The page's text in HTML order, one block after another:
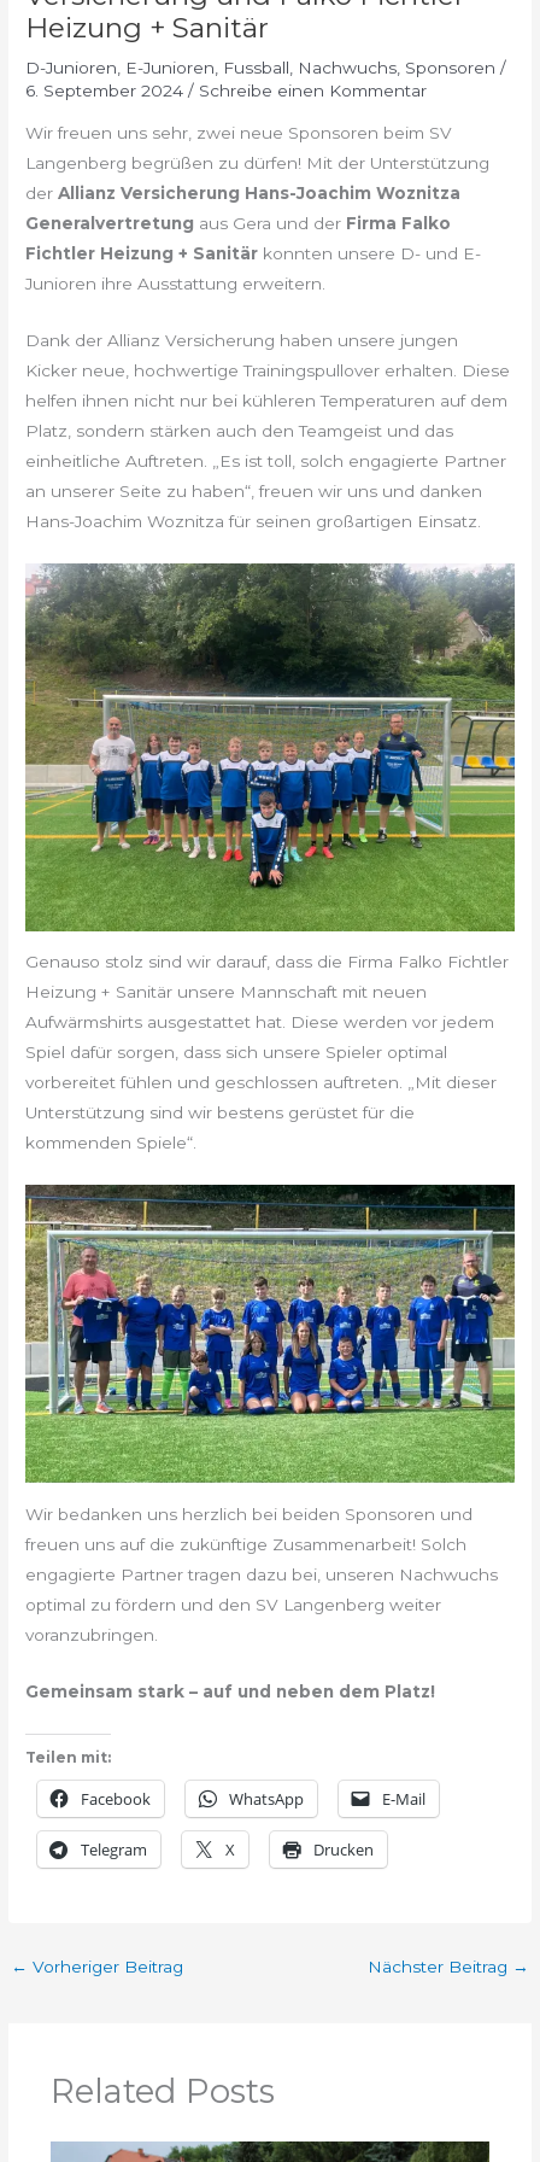
Heizung + Sanitär
D-Junioren E-Junioren Fussball Nachwuchs Sponsoren /
6. September 2024/ Schreibe einen Kommentar
Wir freuen uns sehr, zwei neue Sponsoren beim SV
Langenberg begrüßen zu dürfen! Mit der Unterstützung
derAllianz Versicherung Hans-Joachim Woznitza
Generalvertretung aus Gera und der Firma Falko
Fichtler Heizung + Sanitär konnten unsere D- und E-
Junioren ihre Ausstattung erweitern.
Dank der Allianz Versicherung haben unsere jungen
Kicker neue, hochwertige Trainingspullover erhalten. Diese
helfen ihnen nicht nur bei kühleren Temperaturen auf dem
Platz, sondern stärken auch den Teamgeist und das
einheitliche Auftreten. „Es ist toll, solch engagierte Partner
an unserer Seite zu haben“, freuen wir uns und danken
Hans-Joachim Woznitza für seinen großartigen Einsatz.
Genauso stolz sind wir darauf, dass die Firma Falko Fichtler
Heizung + Sanitär unsere Mannschaft mit neuen
Aufwärmshirts ausgestattet hat. Diese werden vor jedem
Spiel dafür sorgen, dass sich unsere Spieler optimal
vorbereitet fühlen und geschlossen auftreten. „Mit dieser
Unterstützung sind wir bestens gerüstet für die
kommenden Spiele“.
Wir bedanken uns herzlich bei beiden Sponsoren und
freuen uns auf die zukünftige Zusammenarbeit! Solch
engagierte Partner tragen dazu bei, unseren Nachwuchs
optimal zu fördern und den SV Langenberg weiter
voranzubringen.
Gemeinsam stark – auf und neben dem Platz!
Teilen mit:
Facebook WhatsApp E-Mail
Telegram X Drucken
← Vorheriger Beitrag Nächster Beitrag →
Related Posts